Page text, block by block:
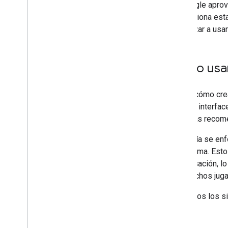
de Google
proporciona
comenzar a
Cómo
Sabes cómo
Google,
prácticas
Esta guía se
plataforma.
conversación,
con muchos
Usaremos los